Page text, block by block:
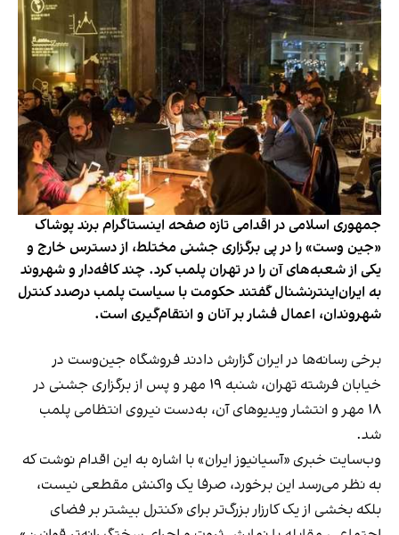
جمهوری اسلامی در اقدامی تازه صفحه اینستاگرام برند پوشاک
«جین وست» را در پی برگزاری جشنی مختلط، از دسترس خارج و
یکی از شعبه‌های آن را در تهران پلمب کرد. چند کافه‌‌دار و شهروند
به ایران‌اینترنشنال گفتند حکومت با سیاست پلمب درصدد کنترل
شهروندان، اعمال فشار بر آنان و انتقام‌گیری است.
برخی رسانه‌ها در ایران گزارش دادند فروشگاه جین‌وست در
خیابان فرشته تهران، شنبه ۱۹ مهر و پس از برگزاری جشنی در
۱۸ مهر و انتشار ویدیوهای آن، به‌دست نیروی انتظامی پلمب
شد.
وب‌سایت خبری «آسیانیوز ایران» با اشاره به این اقدام نوشت که
به نظر می‌رسد این برخورد، صرفا یک واکنش مقطعی نیست،
بلکه بخشی از یک کارزار بزرگ‌تر برای «کنترل بیشتر بر فضای